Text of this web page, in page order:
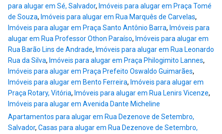
para alugar em Sé, Salvador, Imóveis para alugar em Praça Tomé
de Souza, Imóveis para alugar em Rua Marquês de Carvelas,
Imóveis para alugar em Praça Santo Antônio Barra, Imóveis para
alugar em Rua Professor Othon Paraíso, Imóveis para alugar em
Rua Barão Lins de Andrade, Imóveis para alugar em Rua Leonardo
Rua da Silva, Imóveis para alugar em Praça Philogimito Lannes,
Imóveis para alugar em Praça Prefeito Oswaldo Guimarães,
Imóveis para alugar em Bento Ferreira, Imóveis para alugar em
Praça Rotary, Vitória, Imóveis para alugar em Rua Lenirs Vicenze,
Imóveis para alugar em Avenida Dante Micheline
Apartamentos para alugar em Rua Dezenove de Setembro,
Salvador, Casas para alugar em Rua Dezenove de Setembro,